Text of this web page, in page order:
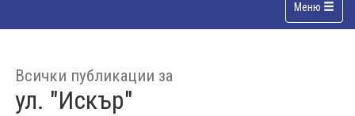
Меню
Всички публикации за
ул. "Искър"